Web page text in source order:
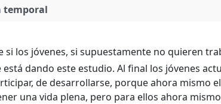
temporal
si los jóvenes, si supuestamente no quieren
dando este estudio. Al final los jóvenes
de desarrollarse, porque ahora mismo
una vida plena, pero para ellos ahora